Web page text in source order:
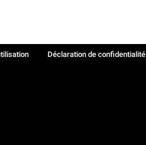
Déclaration de confidentialité